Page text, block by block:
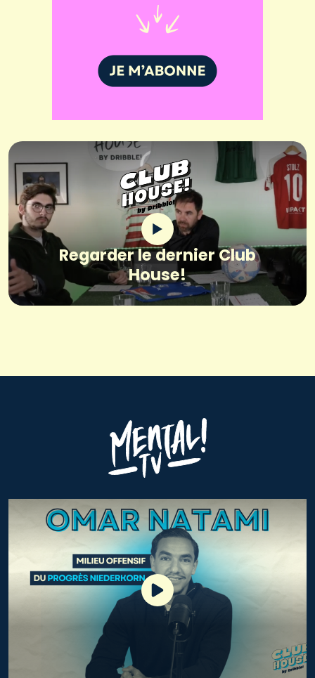
Regarder le dernier Club
House!